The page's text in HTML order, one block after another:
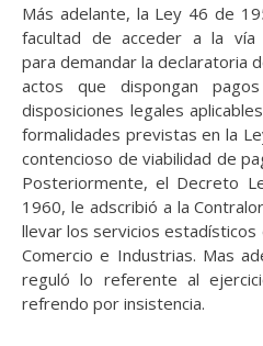
Más adelante, la Ley 46 de
facultad de acceder a la vía
para demandar la declaratoria
actos que dispongan
disposiciones legales
formalidades previstas en la
contencioso de viabilidad de
Posteriormente, el Decreto
1960, le adscribió a la
llevar los servicios
Comercio e Industrias. Mas
reguló lo referente al
refrendo por insistencia.